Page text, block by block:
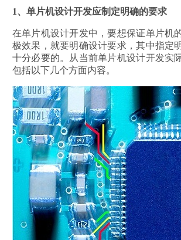
1、单片机设计开发应制定明确的要求
在单片机设计开发中，要想保证单片机
极效果，就要明确设计要求，其中指定
十分必要的。从当前单片机设计开发实
包括以下几个方面内容。